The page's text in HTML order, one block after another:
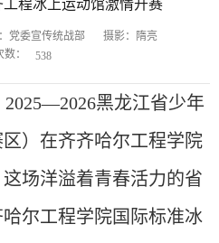
程冰上运动馆激情开赛
党委宣传统战部
摄影：隋亮
：
538
2025—2026黑龙江省少年
）在齐齐哈尔工程学院
场洋溢着青春活力的省
尔工程学院国际标准冰